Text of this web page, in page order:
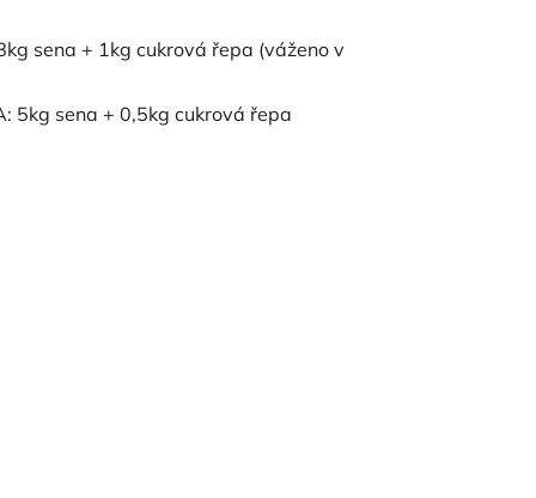
sena + 1kg cukrová řepa (váženo v
5kg sena + 0,5kg cukrová řepa